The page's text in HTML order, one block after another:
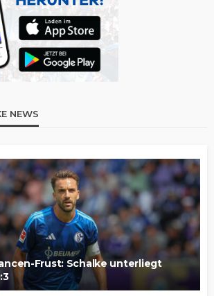
NEWS
Frust: Schalke unterliegt